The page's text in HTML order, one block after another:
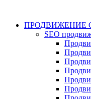
ПРОДВИЖЕНИЕ
SEO